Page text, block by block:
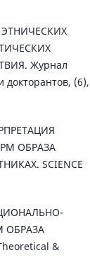
ЭТНИЧЕСКИХ
Журнал
докторантов, (6),
ОБРАЗА
SCIENCE
ОБРАЗА
&